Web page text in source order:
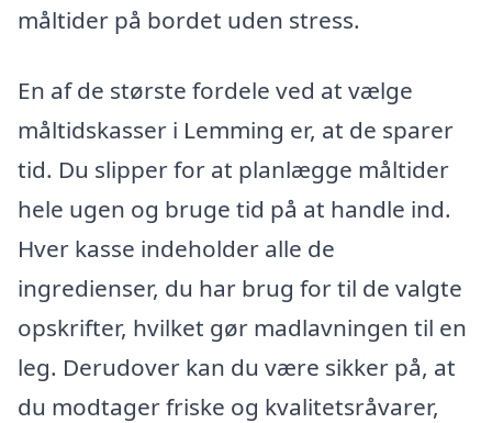
måltider på bordet uden stress.
En af de største fordele ved at vælge
måltidskasser i Lemming er, at de sparer
tid. Du slipper for at planlægge måltider
hele ugen og bruge tid på at handle ind.
Hver kasse indeholder alle de
ingredienser, du har brug for til de valgte
opskrifter, hvilket gør madlavningen til en
leg. Derudover kan du være sikker på, at
du modtager friske og kvalitetsråvarer,